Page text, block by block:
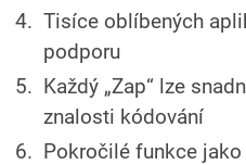
Tisíce oblíbených
podporu
Každý „Zap“ lze
znalosti kódování
Pokročilé funkce